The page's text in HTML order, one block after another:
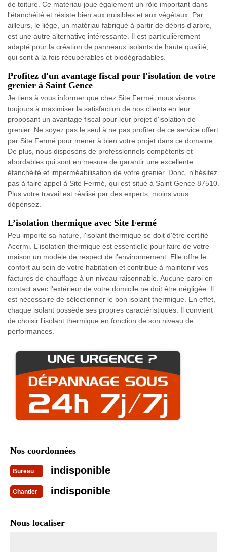
de toiture. Ce matériau joue également un rôle important dans
l'étanchéité et résiste bien aux nuisibles et aux végétaux. Par
ailleurs, le liège, un matériau fabriqué à partir de débris d'arbre,
est une autre alternative intéressante. Il est particulièrement
adapté pour la création de panneaux isolants de haute qualité,
qui sont à la fois récupérables et biodégradables.
Profitez d'un avantage fiscal pour l'isolation de votre
grenier à Saint Gence
Je tiens à vous informer que chez Site Fermé, nous visons
toujours à maximiser la satisfaction de nos clients en leur
proposant un avantage fiscal pour leur projet d'isolation de
grenier. Ne soyez pas le seul à ne pas profiter de ce service offert
par Site Fermé pour mener à bien votre projet dans ce domaine.
De plus, nous disposons de professionnels compétents et
abordables qui sont en mesure de garantir une excellente
étanchéité et imperméabilisation de votre grenier. Donc, n'hésitez
pas à faire appel à Site Fermé, qui est situé à Saint Gence 87510.
Plus votre travail est réalisé par des experts, moins vous
dépensez.
L’isolation thermique avec Site Fermé
Peu importe sa nature, l'isolant thermique se doit d'être certifié
Acermi. L'isolation thermique est essentielle pour faire de votre
maison un modèle de respect de l'environnement. Elle offre le
confort au sein de votre habitation et contribue à maintenir vos
factures de chauffage à un niveau raisonnable. Aucune paroi en
contact avec l'extérieur de votre domicile ne doit être négligée. Il
est nécessaire de sélectionner le bon isolant thermique. En effet,
chaque isolant possède ses propres caractéristiques. Il convient
de choisir l'isolant thermique en fonction de son niveau de
performances.
Nos coordonnées
Bureau indisponible
Chantier indisponible
Nous localiser